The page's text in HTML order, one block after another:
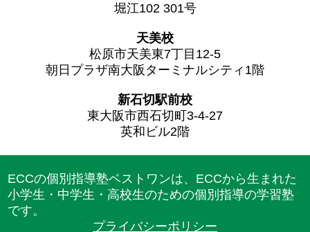
堀江102 301号
天美校
松原市天美東7丁目12-5
朝日プラザ南大阪ターミナルシティ1階
新石切駅前校
東大阪市西石切町3-4-27
英和ビル2階
ECCの個別指導塾ベストワンは、ECCから生まれた
小学生・中学生・高校生のための個別指導の学習塾
です。
プライバシーポリシー